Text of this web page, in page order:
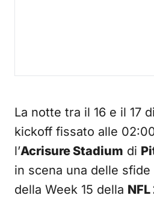
La notte tra il 16 e il 17
kickoff fissato alle
l’Acrisure Stadium di
in scena una delle
della Week 15 della